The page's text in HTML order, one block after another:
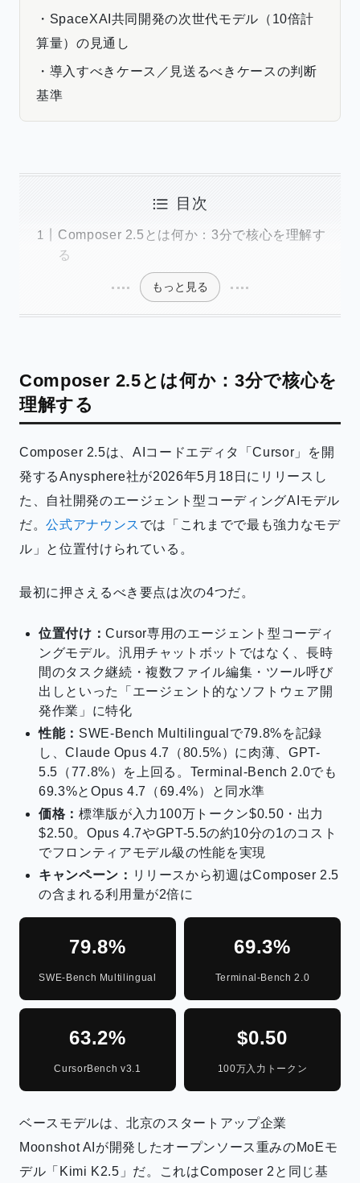
・SpaceXAI共同開発の次世代モデル（10倍計
算量）の見通し
・導入すべきケース／見送るべきケースの判断
基準
目次
Composer 2.5とは何か：3分で核心を理解す
る
もっと見る
Composer 2.5とは何か：3分で核心を
理解する
Composer 2.5は、AIコードエディタ「Cursor」を開
発するAnysphere社が2026年5月18日にリリースし
た、自社開発のエージェント型コーディングAIモデル
だ。公式アナウンス では「これまでで最も強力なモデ
ル」と位置付けられている。
最初に押さえるべき要点は次の4つだ。
位置付け：Cursor専用のエージェント型コーディ
ングモデル。汎用チャットボットではなく、長時
間のタスク継続・複数ファイル編集・ツール呼び
出しといった「エージェント的なソフトウェア開
発作業」に特化
性能： SWE-Bench Multilingualで79.8%を記録
し、Claude Opus 4.7（80.5%）に肉薄、GPT-
5.5（77.8%）を上回る。Terminal-Bench 2.0でも
69.3%とOpus 4.7（69.4%）と同水準
価格： 標準版が入力100万トークン$0.50・出力
$2.50。Opus 4.7やGPT-5.5の約10分の1のコスト
でフロンティアモデル級の性能を実現
キャンペーン： リリースから初週はComposer 2.5
の含まれる利用量が2倍に
79.8%
SWE-Bench Multilingual
69.3%
Terminal-Bench 2.0
63.2%
CursorBench v3.1
$0.50
100万入力トークン
ベースモデルは、北京のスタートアップ企業
Moonshot AIが開発したオープンソース重みのMoEモ
デル「Kimi K2.5」だ。これはComposer 2と同じ基